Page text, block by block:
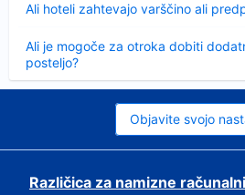
Ali hoteli zahtevajo varščino ali
Ali je mogoče za otroka dobiti
posteljo?
Objavite svojo
Različica za namizne